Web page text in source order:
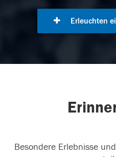
Erleuchten
Besondere Erlebnisse